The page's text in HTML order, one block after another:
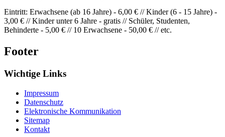
Eintritt: Erwachsene (ab 16 Jahre) - 6,00 € // Kinder (6 - 15 Jahre) -
3,00 € // Kinder unter 6 Jahre - gratis // Schüler, Studenten,
Behinderte - 5,00 € // 10 Erwachsene - 50,00 € // etc.
Footer
Wichtige Links
Impressum
Datenschutz
Elektronische Kommunikation
Sitemap
Kontakt